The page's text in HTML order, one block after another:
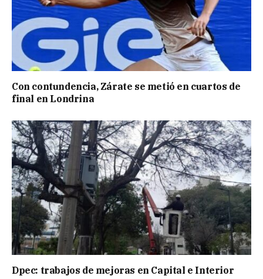
Con contundencia, Zárate se metió en cuartos de
final en Londrina
Dpec: trabajos de mejoras en Capital e Interior